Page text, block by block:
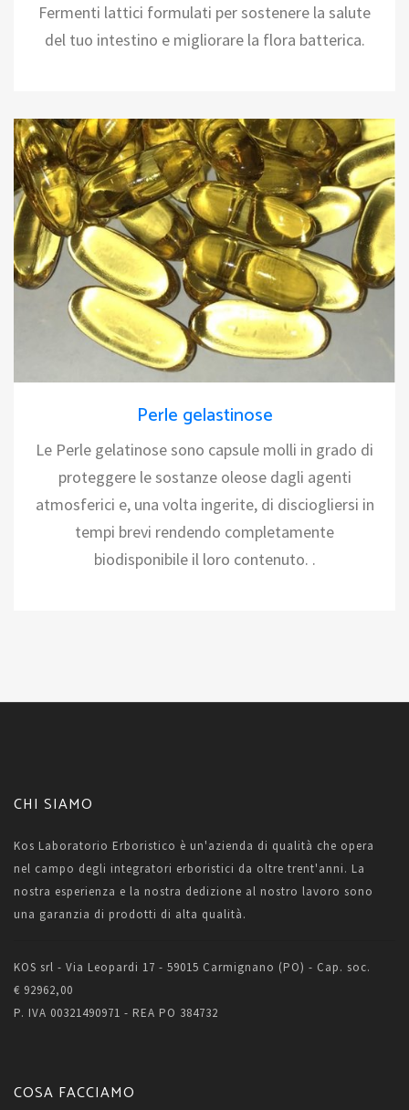
Fermenti lattici formulati per sostenere la salute
del tuo intestino e migliorare la flora batterica.
Perle gelastinose
Le Perle gelatinose sono capsule molli in grado di
proteggere le sostanze oleose dagli agenti
atmosferici e, una volta ingerite, di disciogliersi in
tempi brevi rendendo completamente
biodisponibile il loro contenuto. .
CHI SIAMO
Kos Laboratorio Erboristico è un'azienda di qualità che opera
nel campo degli integratori erboristici da oltre trent'anni. La
nostra esperienza e la nostra dedizione al nostro lavoro sono
una garanzia di prodotti di alta qualità.
KOS srl - Via Leopardi 17 - 59015 Carmignano (PO) - Cap. soc.
€ 92962,00
P. IVA 00321490971 - REA PO 384732
COSA FACCIAMO